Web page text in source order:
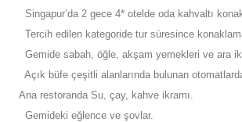
Singapur’da 2 gece 4* otelde oda kahvaltı
Tercih edilen kategoride tur süresince
Gemide sabah, öğle, akşam yemekleri ve ara
Açık büfe çeşitli alanlarında bulunan
Ana restoranda Su, çay, kahve ikramı.
Gemideki eğlence ve şovlar.